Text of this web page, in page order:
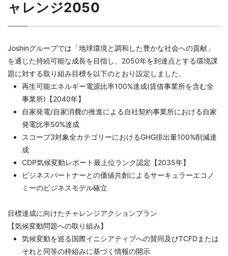
ャレンジ2050
Joshinグループでは「地球環境と調和した豊かな社会への貢献」
を通じた持続可能な成長を目指し、2050年を到達点とする環境課
題に対する取り組み目標を以下のとおり設定しました。
再生可能エネルギー電源比率100%達成(賃借事業所を含む全
事業所)【2040年】
自家発電/自家消費の推進による自社契約事業所における自家
発電比率50%達成
スコープ3対象全カテゴリーにおけるGHG排出量100%削減達
成
CDP気候変動レポート最上位ランク認定【2035年】
ビジネスパートナーとの価値共創によるサーキュラーエコノ
ミーのビジネスモデル確立
目標達成に向けたチャレンジアクションプラン
【気候変動問題への取り組み】
気候変動を巡る国際イニシアティブへの賛同及びTCFDまたは
それと同等の枠組みに基づく情報の開示